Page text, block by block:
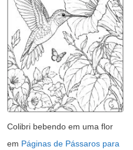
Colibri bebendo em uma flor
em Páginas de Pássaros para